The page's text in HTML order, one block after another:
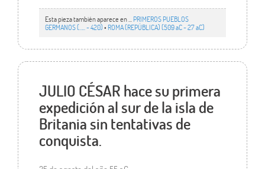
Esta pieza también aparece en ... PRIMEROS PUEBLOS
GERMANOS (….. - 420)• ROMA (REPÚBLICA) (509 aC - 27 aC)
JULIO CÉSAR hace su primera
expedición al sur de la isla de
Britania sin tentativas de
conquista.